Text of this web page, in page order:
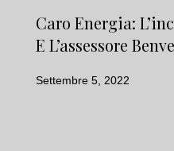
Caro Energia:
E L’assessore
Settembre 5, 2022